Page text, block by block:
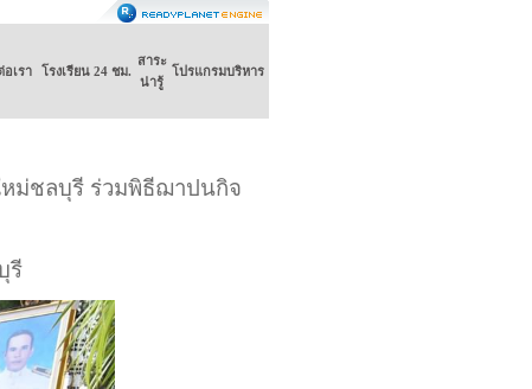
เรา โรงเรียน 24 ชม.
สาระ
น่ารู้
โปรแกรมบริหาร
หม่ชลบุรี ร่วมพิธีฌาปนกิจ
รี